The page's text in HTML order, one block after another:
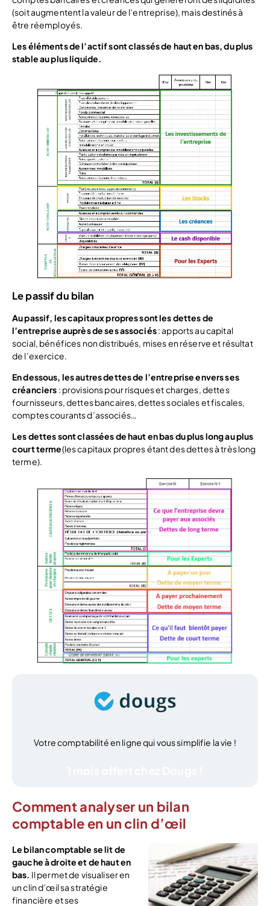
(soit augmentent la valeur de l’entreprise), mais destinés à
être réemployés.
Les éléments de l’actif sont classés de haut en bas, du plus
stable au plus liquide.
Le passif du bilan
Au passif, les capitaux propres sont les dettes de
l’entreprise auprès de ses associés: apports au capital
social, bénéfices non distribués, mises en réserve et résultat
de l’exercice.
En dessous, les autres dettes de l’entreprise envers ses
créanciers : provisions pour risques et charges, dettes
fournisseurs, dettes bancaires, dettes sociales et fiscales,
comptes courants d’associés…
Les dettes sont classées de haut en bas du plus long au plus
court terme(les capitaux propres étant des dettes à très long
terme).
Votre comptabilité en ligne qui vous simplifie la vie !
Comment analyser un bilan
comptable en un clin d’œil
Le bilan comptable se lit de
gauche à droite et de haut en
bas. Il permet de visualiser en
un clin d’œil sa stratégie
financière et ses